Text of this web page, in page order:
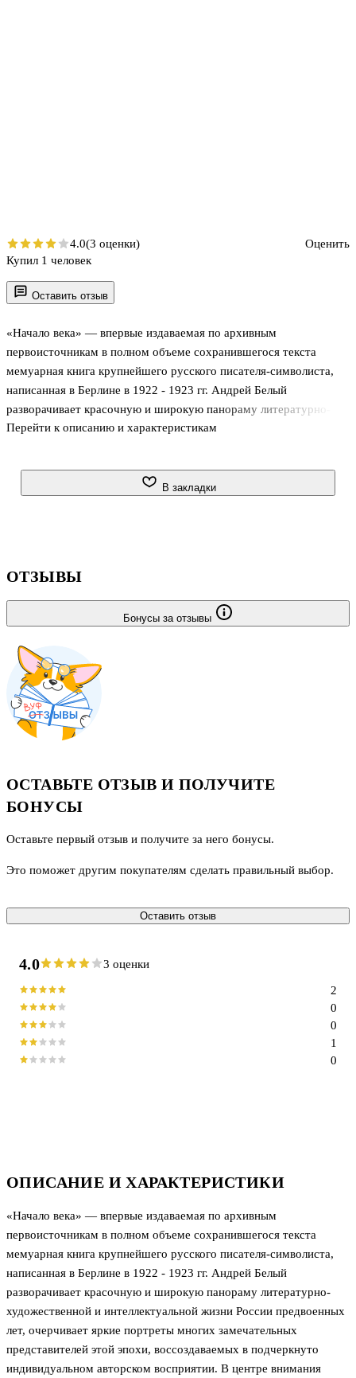
Оставить отзыв
«Начало века» — впервые издаваемая по архивным
первоисточникам в полном объеме сохранившегося текста
мемуарная книга крупнейшего русского писателя-символиста,
написанная в Берлине в 1922 - 1923 гг. Андрей Белый
разворачивает красочную и широкую панораму литературно-
художественной и интеллектуальной жизни России предвоенных
индивидуальном авторском восприятии. В центре внимания
Перейти к описанию и характеристикам
4.0(3 оценки)
Оценить
Купил 1 человек
В закладки
ОПИСАНИЕ И ХАРАКТЕРИСТИКИ
«Начало века» — впервые издаваемая по архивным
первоисточникам в полном объеме сохранившегося текста
мемуарная книга крупнейшего русского писателя-символиста,
написанная в Берлине в 1922 - 1923 гг. Андрей Белый
разворачивает красочную и широкую панораму литературно-
художественной и интеллектуальной жизни России предвоенных
лет, очерчивает яркие портреты многих замечательных
представителей этой эпохи, воссоздаваемых в подчеркнуто
индивидуальном авторском восприятии. В центре внимания
ОТЗЫВЫ
Бонусы за отзывы
ОСТАВЬТЕ ОТЗЫВ И ПОЛУЧИТЕ
БОНУСЫ
Оставьте первый отзыв и получите за него бонусы.
Это поможет другим покупателям сделать правильный выбор.
Оставить отзыв
4.0 3 оценки
0
1
0
0
2